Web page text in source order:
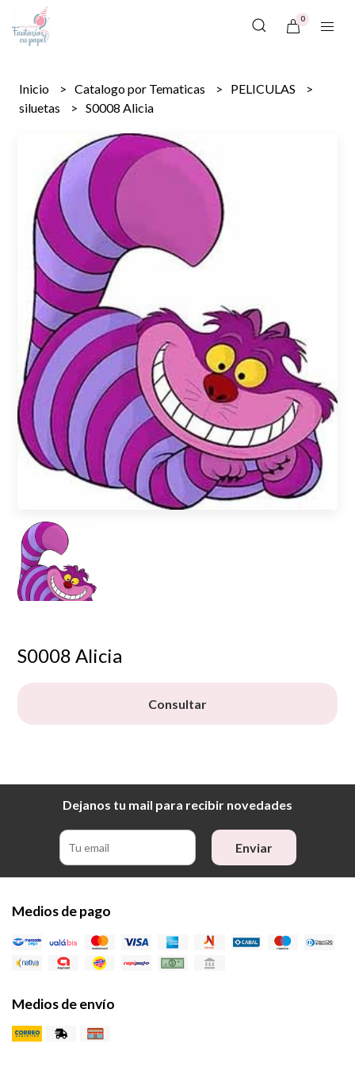
0
Inicio Catalogo por Tematicas
PELICULAS
siluetas
S0008 Alicia
S0008 Alicia
Consultar
Dejanos tu mail para recibir novedades
Enviar
Medios de pago
Medios de envío